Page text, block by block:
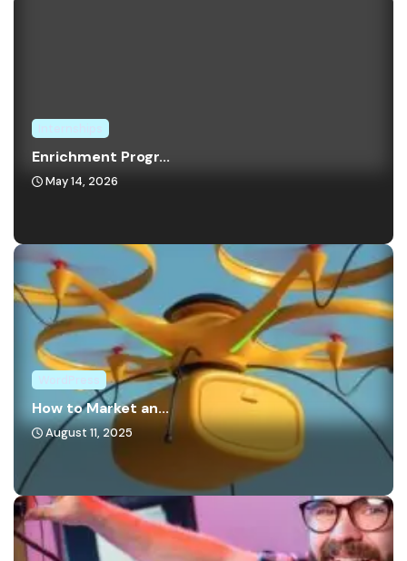
Enrichment Progr...
May 14, 2026
How to Market an...
August 11, 2025